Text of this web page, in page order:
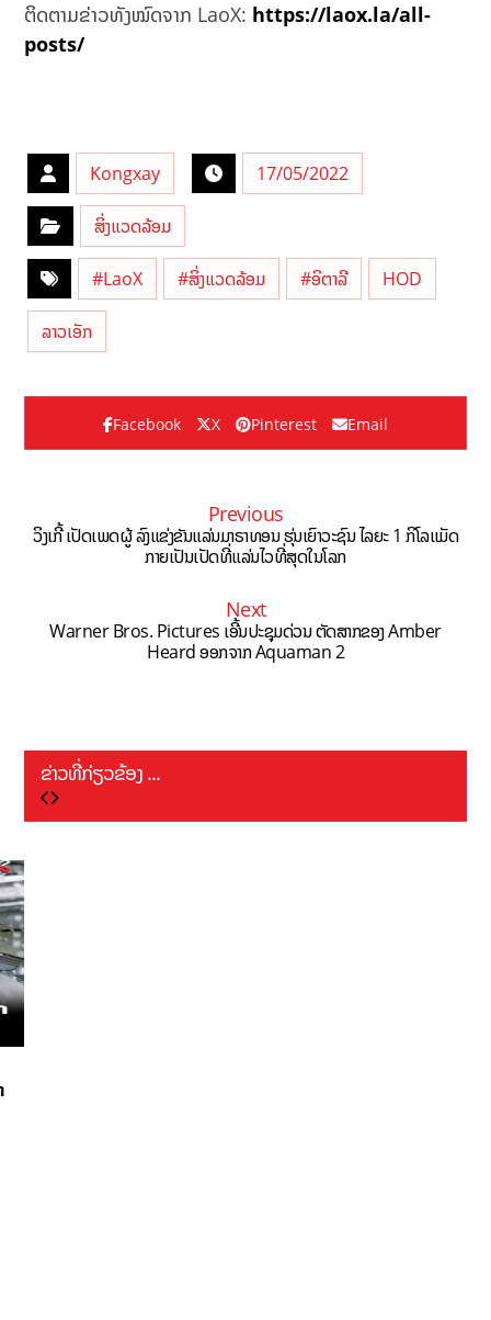
ຕິດຕາມຂ່າວທັງໝົດຈາກ LaoX: https://laox.la/all-
posts/
Kongxay 17/05/2022
ສິ່ງແວດລ້ອມ
#LaoX #ສິ່ງແວດລ້ອມ #ອິຕາລີ HOD
ລາວເອັກ
Facebook X Pinterest Email
Previous
ວິງເກີ້ ເປັດເພດຜູ້ ລົງແຂ່ງຂັນແລ່ນມາຣາທອນ ຮຸ່ນເຍົາວະຊົນ ໄລຍະ 1 ກິໂລແມັດ
ກາຍເປັນເປັດທີ່ແລ່ນໄວທີ່ສຸດໃນໂລກ
Next
Warner Bros. Pictures ເອີ້ນປະຊຸມດ່ວນ ຕັດສາກຂອງ Amber
Heard ອອກຈາກ Aquaman 2
ຂ່າວທີ່ກ່ຽວຂ້ອງ ...